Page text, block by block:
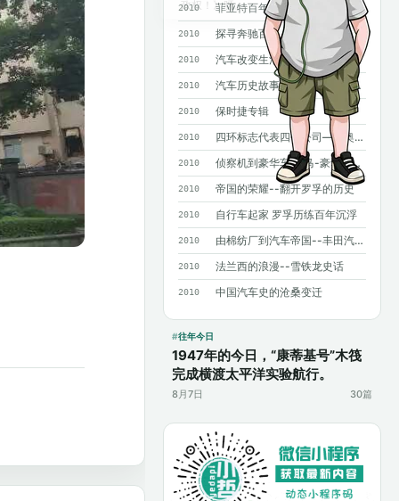
2010 菲亚特百年史
2010 探寻奔驰百年基因--斯图加特奔驰总部采访手记
2010 汽车改变生活--汽车发明100年史话
2010 汽车历史故事——MPV风雨20年
2010 保时捷专辑
2010 四环标志代表四个公司——奥迪历史概述
2010 侦察机到豪华车 宝马-豪华背后沧桑曲折
2010 帝国的荣耀--翻开罗孚的历史
2010 自行车起家 罗孚历练百年沉浮
2010 由棉纺厂到汽车帝国--丰田汽车发展史
2010 法兰西的浪漫--雪铁龙史话
2010 中国汽车史的沧桑变迁
往年今日
1947年的今日，“康蒂基号”木筏
完成横渡太平洋实验航行。
8月7日 30篇